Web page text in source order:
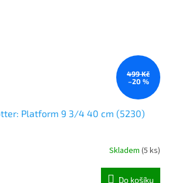
499 Kč
–20 %
Platform 9 3/4 40 cm (5230)
Skladem (5 ks)
Do košíku